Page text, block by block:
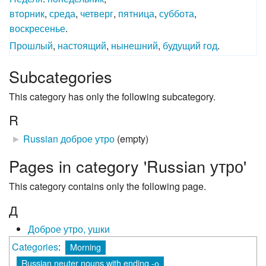
вторник, среда, четверг, пятница, суббота,
воскресенье.
Прошлый, настоящий, нынешний, будущий год.
Subcategories
This category has only the following subcategory.
R
► Russian доброе утро (empty)
Pages in category 'Russian утро'
This category contains only the following page.
Д
Доброе утро, ушки
Categories:
Morning
Russian neuter nouns with ending -о